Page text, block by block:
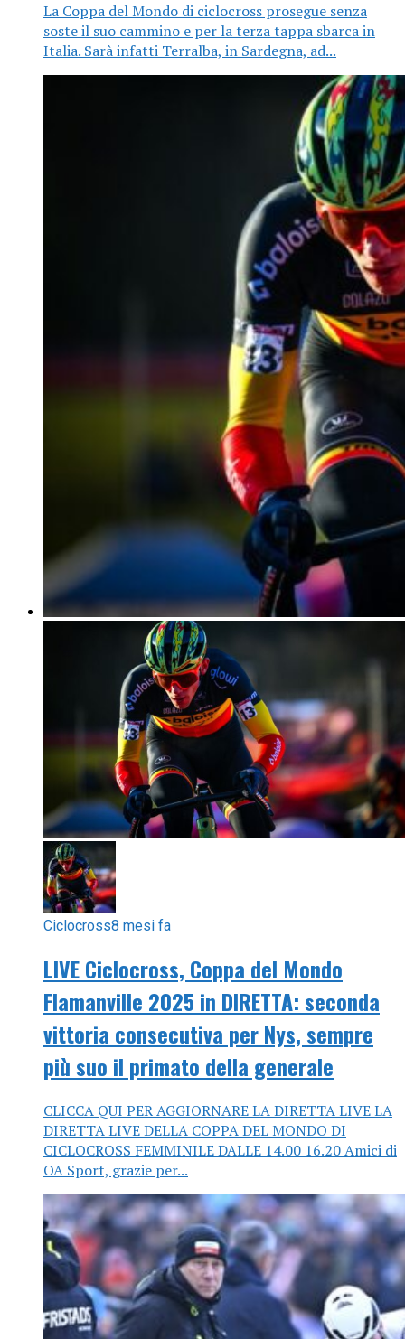
La Coppa del Mondo di ciclocross prosegue senza
soste il suo cammino e per la terza tappa sbarca in
Italia. Sarà infatti Terralba, in Sardegna, ad...
Ciclocross8 mesi fa
LIVE Ciclocross, Coppa del Mondo
Flamanville 2025 in DIRETTA: seconda
vittoria consecutiva per Nys, sempre
più suo il primato della generale
CLICCA QUI PER AGGIORNARE LA DIRETTA LIVE LA
DIRETTA LIVE DELLA COPPA DEL MONDO DI
CICLOCROSS FEMMINILE DALLE 14.00 16.20 Amici di
OA Sport, grazie per...